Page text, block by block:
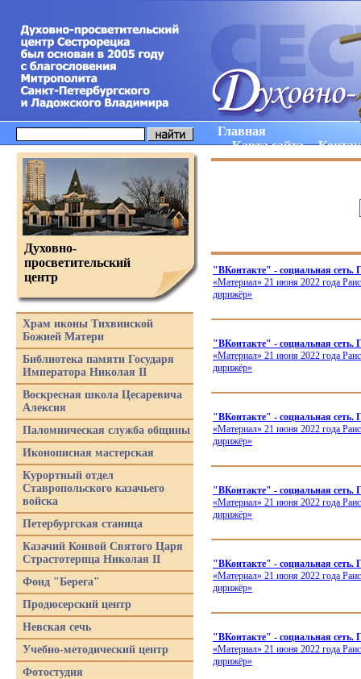
Главная
Карта сайта
"ВКонтакте" - социальная
«Материал» 21 июня 2022 года
дирижёр»
"ВКонтакте" - социальная
«Материал» 21 июня 2022 года
дирижёр»
"ВКонтакте" - социальная
«Материал» 21 июня 2022 года
дирижёр»
"ВКонтакте" - социальная
«Материал» 21 июня 2022 года
дирижёр»
"ВКонтакте" - социальная сеть.
«Материал» 21 июня 2022 года
дирижёр»
"ВКонтакте" - социальная сеть.
«Материал» 21 июня 2022 года
дирижёр»
Духовно-
просветительский
центр
Храм иконы Тихвинской
Божией Матери
Библиотека памяти Государя
Императора Николая II
Воскресная школа Цесаревича
Алексия
Паломническая служба общины
Иконописная мастерская
Курортный отдел
Ставропольского казачьего
войска
Петербургская станица
Казачий Конвой Святого Царя
Страстотерпца Николая II
Фонд "Берега"
Продюсерский центр
Невская сечь
Учебно-методический центр
Фотостудия